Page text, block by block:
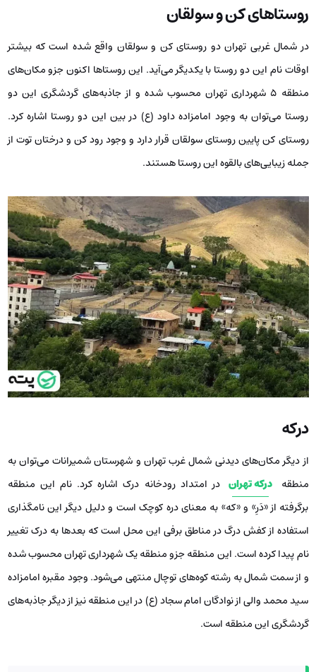
روستاهای کن و سولقان
در شمال غربی تهران دو روستای کن و سولقان واقع شده است که بیشتر
اوقات نام این دو روستا با یکدیگر می‌آید. این روستاها اکنون جزو مکان‌های
منطقه 5 شهرداری تهران محسوب شده و از جاذبه‌های گردشگری این دو
روستا می‌توان به وجود امامزاده داود (ع) در بین این دو روستا اشاره کرد.
روستای کن پایین روستای سولقان قرار دارد و وجود رود کن و درختان توت از
جمله زیبایی‌های بالقوه این روستا هستند.
درکه
از دیگر مکان‌های دیدنی شمال غرب تهران و شهرستان شمیرانات می‌توان به
منطقه درکه تهران در امتداد رودخانه درک اشاره کرد. نام این منطقه
برگرفته از «دَرِ» و «که» به معنای دره کوچک است و دلیل دیگر این نامگذاری
استفاده از کفش درگ در مناطق برفی این محل است که بعدها به درک تغییر
نام پیدا کرده است. این منطقه جزو منطقه یک شهرداری تهران محسوب شده
و از سمت شمال به رشته کوه‌های توچال منتهی می‌شود. وجود مقبره امامزاده
سید محمد والی از نوادگان امام سجاد (ع) در این منطقه نیز از دیگر جاذبه‌های
گردشگری این منطقه است.